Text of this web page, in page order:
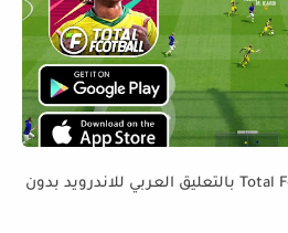
تحميل وتثبيت لعبة Total Football بالتعليق العربي للاندرويد بدون